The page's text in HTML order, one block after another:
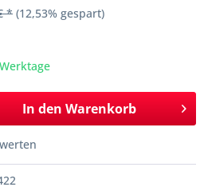
* (12,53% gespart)
In den Warenkorb